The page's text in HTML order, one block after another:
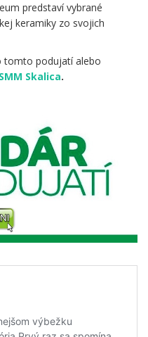
predstaví vybrané
keramiky zo svojich
tomto podujatí alebo
SMM Skalica.